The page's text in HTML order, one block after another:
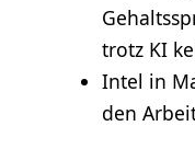
trotz KI
Intel in
den